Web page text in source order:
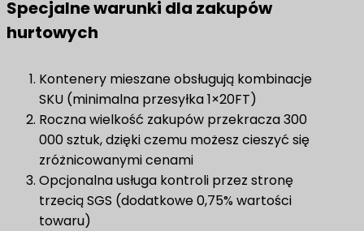
​Specjalne warunki dla zakupów
hurtowych​
Kontenery mieszane obsługują kombinacje
SKU (minimalna przesyłka 1×20FT)
Roczna wielkość zakupów przekracza 300
000 sztuk, dzięki czemu możesz cieszyć się
zróżnicowanymi cenami
Opcjonalna usługa kontroli przez stronę
trzecią SGS (dodatkowe 0,75% wartości
towaru)